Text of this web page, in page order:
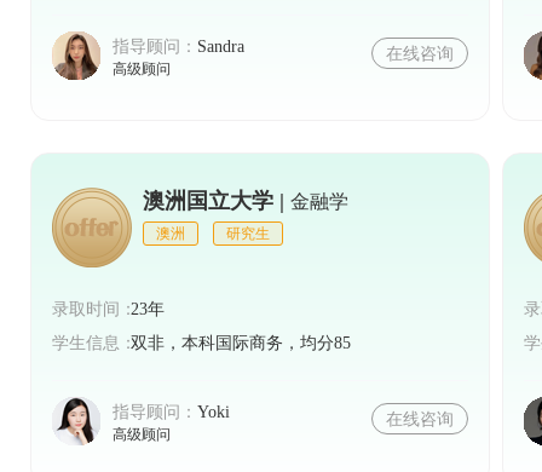
指导顾问： Sandra
高级顾问
在线咨询
澳洲国立大学 | 金融学
澳洲 研究生
录取时间：23年
学生信息：双非，本科国际商务，均分85
指导顾问： Yoki
高级顾问
在线咨询